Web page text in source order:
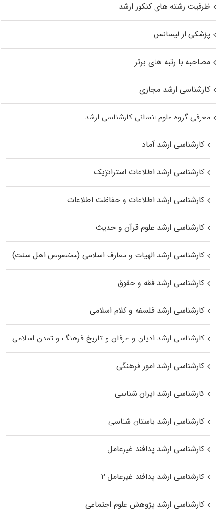
ظرفیت رشته های کنکور ارشد
پزشکی از لیسانس
مصاحبه با رتبه های برتر
کارشناسی ارشد مجازی
معرفی گروه علوم انسانی کارشناسی ارشد
کارشناسی ارشد آماد
کارشناسی ارشد اطلاعات استراتژیک
کارشناسی ارشد اطلاعات و حفاظت اطلاعات
کارشناسی ارشد علوم قرآن و حدیث
کارشناسی ارشد الهیات و معارف اسلامی (مخصوص اهل سنت)
کارشناسی ارشد فقه و حقوق
کارشناسی ارشد فلسفه و کلام اسلامی
کارشناسی ارشد ادیان و عرفان و تاریخ فرهنگ و تمدن اسلامی
کارشناسی ارشد امور فرهنگی
کارشناسی ارشد ایران شناسی
کارشناسی ارشد باستان شناسی
کارشناسی ارشد پدافند غیرعامل
کارشناسی ارشد پدافند غیرعامل ۲
کارشناسی ارشد پژوهش علوم اجتماعی